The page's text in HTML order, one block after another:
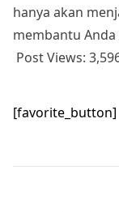
hanya akan
membantu
Post Views:
[favorite_button]